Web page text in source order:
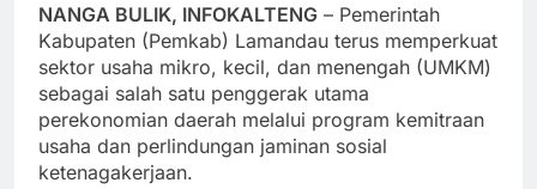
NANGA BULIK, INFOKALTENG – Pemerintah
Kabupaten (Pemkab) Lamandau terus memperkuat
sektor usaha mikro, kecil, dan menengah (UMKM)
sebagai salah satu penggerak utama
perekonomian daerah melalui program kemitraan
usaha dan perlindungan jaminan sosial
ketenagakerjaan.